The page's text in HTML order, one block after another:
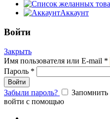
Аккаунт
Войти
Закрыть
Имя пользователя или E-mail *
Пароль *
Забыли пароль?
Запомнить
войти с помощью